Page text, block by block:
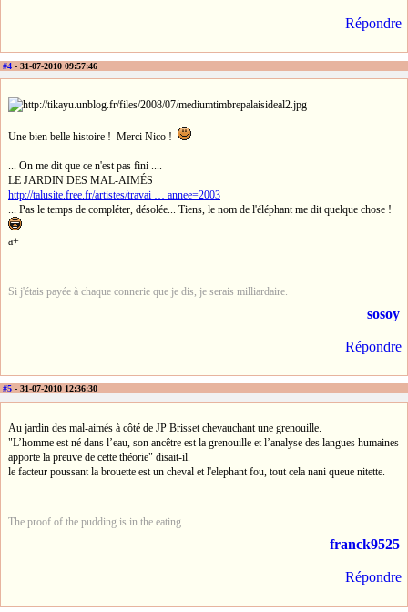
Répondre
#4 - 31-07-2010 09:57:46
Une bien belle histoire ! Merci Nico !
... On me dit que ce n'est pas fini ....
LE JARDIN DES MAL-AIMÉS
http://talusite.free.fr/artistes/travai … annee=2003
... Pas le temps de compléter, désolée... Tiens, le nom de l'éléphant me dit quelque chose !
a+
Si j'étais payée à chaque connerie que je dis, je serais milliardaire.
sosoy
Répondre
#5 - 31-07-2010 12:36:30
Au jardin des mal-aimés à côté de JP Brisset chevauchant une grenouille.
"L’homme est né dans l’eau, son ancêtre est la grenouille et l’analyse des langues humaines
apporte la preuve de cette théorie" disait-il.
le facteur poussant la brouette est un cheval et l'elephant fou, tout cela nani queue nitette.
The proof of the pudding is in the eating.
franck9525
Répondre